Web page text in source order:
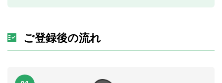
ご登録後の流れ